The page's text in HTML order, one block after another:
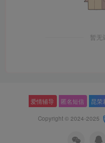
暂无
爱情辅导 匿名短信 昆荣
Copyright © 2024-2025